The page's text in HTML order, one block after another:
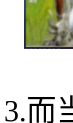
3.而